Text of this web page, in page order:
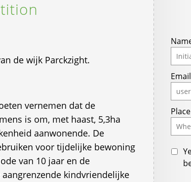
de wijk Parckzight.
vernemen dat de
is om, met haast, 5,3ha
aanwonende. De
voor tijdelijke bewoning
van 10 jaar en de
kindvriendelijke
If
you
are
a
this
field